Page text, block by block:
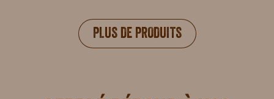
PLUS DE PRODUITS